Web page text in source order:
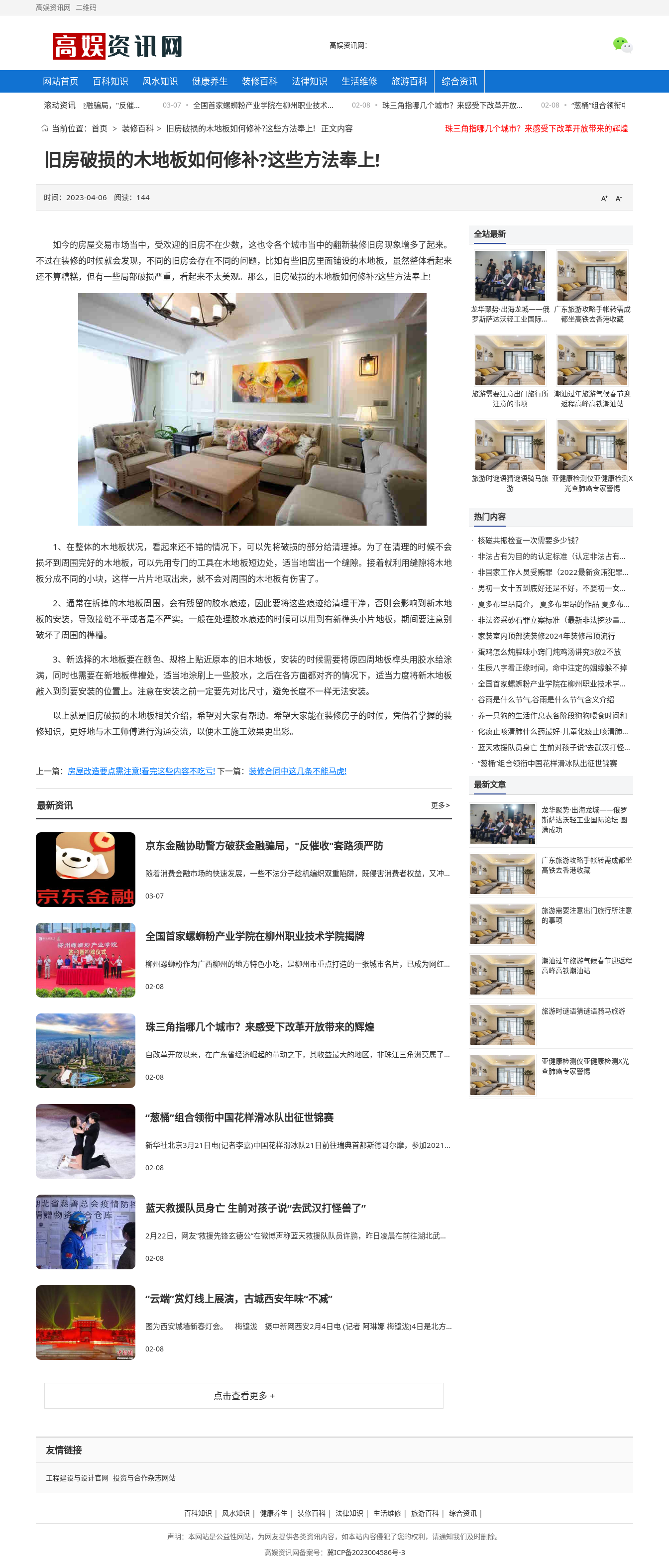
高娱资讯网 二维码
高娱资讯网：
网站首页 百科知识 风水知识 健康养生 装修百科 法律知识 生活维修 旅游百科 综合资讯
滚动资讯
金融协助警方破获金融骗局，"反催
套路须严防
03-07 全国首家螺蛳粉产业学院在柳州职业技术学
院揭牌
02-08 珠三角指哪几个城市？来感受下改革开放带 02-08 “葱桶”组合领衔中国花样滑冰队
京东金融协助警方破获金融骗局，"反催收"套路须严防
当前位置： 首页 > 装修百科 > 旧房破损的木地板如何修补?这些方法奉上! 正文内容
旧房破损的木地板如何修补?这些方法奉上!
时间：2023-04-06 阅读： 144
如今的房屋交易市场当中，受欢迎的旧房不在少数，这也令各个城市当中的翻新装修旧房现象增多了起来。
不过在装修的时候就会发现，不同的旧房会存在不同的问题，比如有些旧房里面铺设的木地板，虽然整体看起来
还不算糟糕，但有一些局部破损严重，看起来不太美观。那么，旧房破损的木地板如何修补?这些方法奉上!
1、在整体的木地板状况，看起来还不错的情况下，可以先将破损的部分给清理掉。为了在清理的时候不会
损坏到周围完好的木地板，可以先用专门的工具在木地板短边处，适当地凿出一个缝隙。接着就利用缝隙将木地
板分成不同的小块，这样一片片地取出来，就不会对周围的木地板有伤害了。
2、通常在拆掉的木地板周围，会有残留的胶水痕迹，因此要将这些痕迹给清理干净，否则会影响到新木地
板的安装，导致接缝不平或者是不严实。一般在处理胶水痕迹的时候可以用到有新榫头小片地板，期间要注意别
破坏了周围的榫槽。
3、新选择的木地板要在颜色、规格上贴近原本的旧木地板，安装的时候需要将原四周地板榫头用胶水给涂
满，同时也需要在新地板榫槽处，适当地涂刷上一些胶水，之后在各方面都对齐的情况下，适当力度将新木地板
敲入到到要安装的位置上。注意在安装之前一定要先对比尺寸，避免长度不一样无法安装。
以上就是旧房破损的木地板相关介绍，希望对大家有帮助。希望大家能在装修房子的时候，凭借着掌握的装
修知识，更好地与木工师傅进行沟通交流，以便木工施工效果更出彩。
上一篇： 房屋改造要点需注意!看完这些内容不吃亏! 下一篇： 装修合同中这几条不能马虎!
更多>
最新资讯
京东金融协助警方破获金融骗局，"反催收"套路须严防
随着消费金融市场的快速发展，一些不法分子趁机编织双重陷阱，既侵害消费者权益，又冲击
03-07
全国首家螺蛳粉产业学院在柳州职业技术学院揭牌
柳州螺蛳粉作为广西柳州的地方特色小吃，是柳州市重点打造的一张城市名片，已成为网红美
02-08
珠三角指哪几个城市？来感受下改革开放带来的辉煌
自改革开放以来，在广东省经济崛起的带动之下，其收益最大的地区，非珠江三角洲莫属了。
02-08
“葱桶”组合领衔中国花样滑冰队出征世锦赛
新华社北京3月21日电(记者李嘉)中国花样滑冰队21日前往瑞典首都斯德哥尔摩，参加2021年
02-08
蓝天救援队员身亡 生前对孩子说“去武汉打怪兽了”
2月22日，网友“救援先锋玄德公”在微博声称蓝天救援队队员许鹏，昨日凌晨在前往湖北武汉
02-08
“云端”赏灯线上展演，古城西安年味“不减”
图为西安城墙新春灯会。 梅镱泷 摄中新网西安2月4日电 (记者 阿琳娜 梅镱泷)4日是北方
02-08
点击查看更多 +
全站最新
龙华聚势·出海龙城——俄
罗斯萨达沃轻工业国际论
广东旅游攻略手帐转需成
都坐高铁去香港收藏
旅游需要注意出门旅行所
注意的事项
潮汕过年旅游气候春节迎
返程高峰高铁潮汕站
旅游时谜语猜谜语骑马旅
游
亚健康检测仪亚健康检测X
光查肺癌专家警惕
热门内容
核磁共振检查一次需要多少钱？
非法占有为目的的认定标准（认定非法占有的故意）
非国家工作人员受贿罪（2022最新贪贿犯罪量刑标准）
男初一女十五到底好还是不好，不娶初一女不嫁十五男
夏多布里昂简介， 夏多布里昂的作品 夏多布里昂代表作
非法盗采砂石罪立案标准（最新非法挖沙量刑标准）
家装室内顶部装装修2024年装修吊顶流行
蛋鸡怎么炖腥味小窍门炖鸡汤讲究3放2不放
生辰八字看正缘时间，命中注定的姻缘躲不掉
全国首家螺蛳粉产业学院在柳州职业技术学院揭牌
谷雨是什么节气,谷雨是什么节气含义介绍
养一只狗的生活作息表各阶段狗狗喂食时间和
化痰止咳清肺什么药最好-儿童化痰止咳清肺什么药最好
蓝天救援队员身亡 生前对孩子说“去武汉打怪兽了”
“葱桶”组合领衔中国花样滑冰队出征世锦赛
最新文章
龙华聚势·出海龙城——俄罗
斯萨达沃轻工业国际论坛 圆
满成功
广东旅游攻略手帐转需成都坐
高铁去香港收藏
旅游需要注意出门旅行所注意
的事项
潮汕过年旅游气候春节迎返程
高峰高铁潮汕站
旅游时谜语猜谜语骑马旅游
亚健康检测仪亚健康检测X光
查肺癌专家警惕
友情链接
工程建设与设计官网 投资与合作杂志网站
百科知识 | 风水知识 | 健康养生 | 装修百科 | 法律知识 | 生活维修 | 旅游百科 | 综合资讯 |
声明：本网站是公益性网站，为网友提供各类资讯内容，如本站内容侵犯了您的权利，请通知我们及时删除。
高娱资讯网备案号： 冀ICP备2023004586号-3